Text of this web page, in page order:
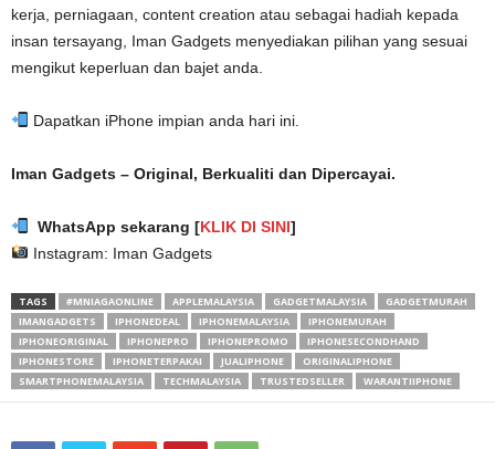
kerja, perniagaan, content creation atau sebagai hadiah kepada
insan tersayang, Iman Gadgets menyediakan pilihan yang sesuai
mengikut keperluan dan bajet anda.
Dapatkan iPhone impian anda hari ini.
Iman Gadgets – Original, Berkualiti dan Dipercayai.
WhatsApp sekarang [KLIK DI SINI]
Instagram: Iman Gadgets
TAGS #MNIAGAONLINE APPLEMALAYSIA GADGETMALAYSIA
GADGETMURAH
IMANGADGETS
IPHONEDEAL IPHONEMALAYSIA
IPHONEMURAH
IPHONEORIGINAL
IPHONEPRO IPHONEPROMO
IPHONESECONDHAND
IPHONESTORE
IPHONETERPAKAI JUALIPHONE
ORIGINALIPHONE
SMARTPHONEMALAYSIA
TECHMALAYSIA TRUSTEDSELLER WARANTIIPHONE